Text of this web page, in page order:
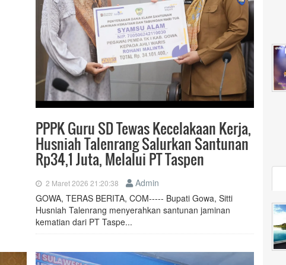
PPPK Guru SD Tewas Kecelakaan Kerja,
Husniah Talenrang Salurkan Santunan
Rp34,1 Juta, Melalui PT Taspen
2 Maret 2026 21:20:38
Admin
GOWA, TERAS BERITA, COM----- Bupati Gowa, Sitti
Husniah Talenrang menyerahkan santunan jaminan
kematian dari PT Taspe...